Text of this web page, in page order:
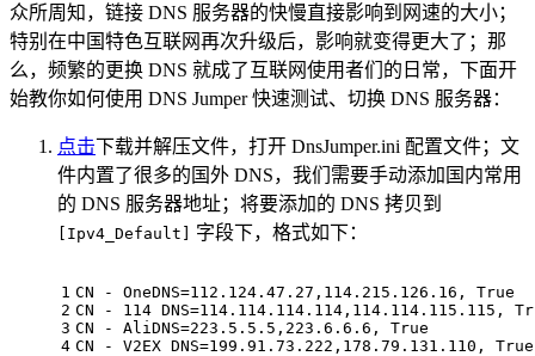
众所周知，链接 DNS 服务器的快慢直接影响到网速的大小；
特别在中国特色互联网再次升级后，影响就变得更大了；那
么，频繁的更换 DNS 就成了互联网使用者们的日常，下面开
始教你如何使用 DNS Jumper 快速测试、切换 DNS 服务器：
点击下载并解压文件，打开 DnsJumper.ini 配置文件；文
件内置了很多的国外 DNS，我们需要手动添加国内常用
的 DNS 服务器地址；将要添加的 DNS 拷贝到
[Ipv4_Default] 字段下，格式如下：
1
2
3
4
CN - OneDNS=112.124.47.27,114.215.126.16, True
CN - 114 DNS=114.114.114.114,114.114.115.115,
CN - AliDNS=223.5.5.5,223.6.6.6, True
CN - V2EX DNS=199.91.73.222,178.79.131.110, True